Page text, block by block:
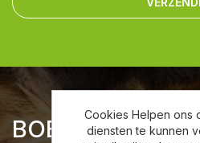
BOETECH
Cookies Helpen ons
diensten te kunnen